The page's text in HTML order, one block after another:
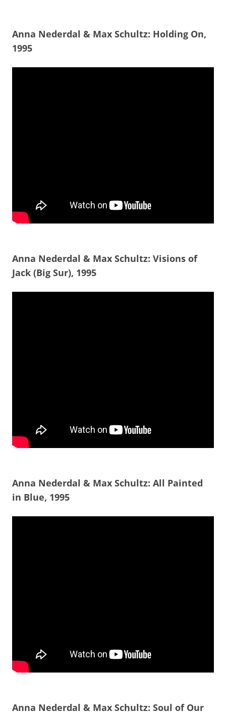
Anna Nederdal & Max Schultz: Holding On,
1995
Anna Nederdal & Max Schultz: Visions of
Jack (Big Sur), 1995
Anna Nederdal & Max Schultz: All Painted
in Blue, 1995
Anna Nederdal & Max Schultz: Soul of Our